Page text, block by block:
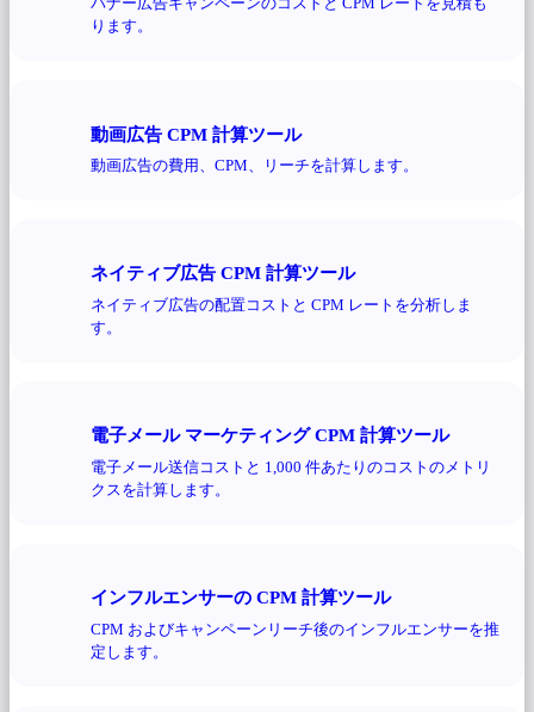
ります。
動画広告 CPM 計算ツール
動画広告の費用、CPM、リーチを計算します。
ネイティブ広告 CPM 計算ツール
ネイティブ広告の配置コストと CPM レートを分析しま
す。
電子メール マーケティング CPM 計算ツール
電子メール送信コストと 1,000 件あたりのコストのメトリ
クスを計算します。
インフルエンサーの CPM 計算ツール
CPM およびキャンペーンリーチ後のインフルエンサーを推
定します。